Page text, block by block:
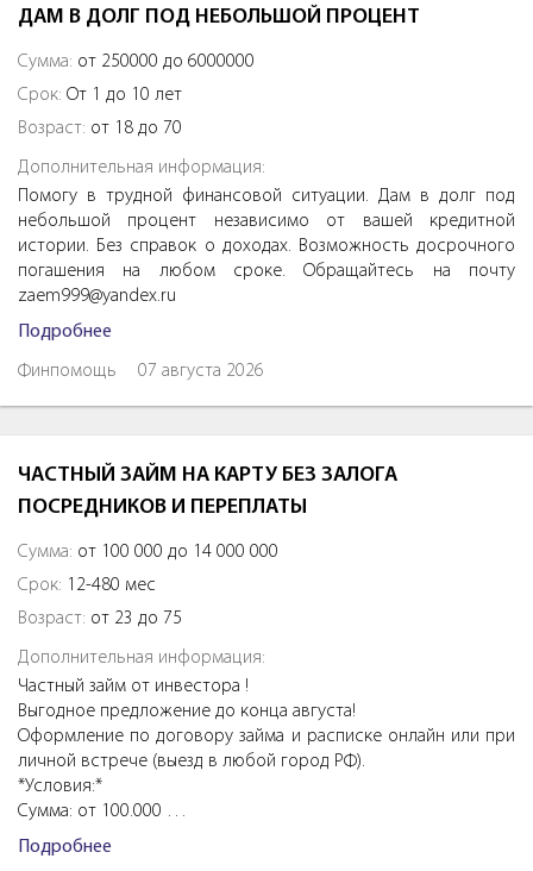
ДАМ В ДОЛГ ПОД НЕБОЛЬШОЙ ПРОЦЕНТ
Сумма: от 250000 до 6000000
Срок: От 1 до 10 лет
Возраст: от 18 до 70
Дополнительная информация:
Помогу в трудной финансовой ситуации. Дам в долг под
небольшой процент независимо от вашей кредитной
истории. Без справок о доходах. Возможность досрочного
погашения на любом сроке. Обращайтесь на почту
zaem999@yandex.ru
Подробнее
Финпомощь 07 августа 2026
ЧАСТНЫЙ ЗАЙМ НА КАРТУ БЕЗ ЗАЛОГА
ПОСРЕДНИКОВ И ПЕРЕПЛАТЫ
Сумма: от 100 000 до 14 000 000
Срок: 12-480 мес
Возраст: от 23 до 75
Дополнительная информация:
Частный займ от инвестора !
Выгодное предложение до конца августа!
Оформление по договору займа и расписке онлайн или при
личной встрече (выезд в любой город РФ).
*Условия:*
Сумма: от 100.000 …
Подробнее